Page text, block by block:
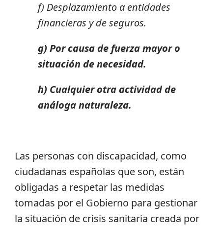
f) Desplazamiento a entidades
financieras y de seguros.
g) Por causa de fuerza mayor o
situación de necesidad.
h) Cualquier otra actividad de
análoga naturaleza.
Las personas con discapacidad, como
ciudadanas españolas que son, están
obligadas a respetar las medidas
tomadas por el Gobierno para gestionar
la situación de crisis sanitaria creada por